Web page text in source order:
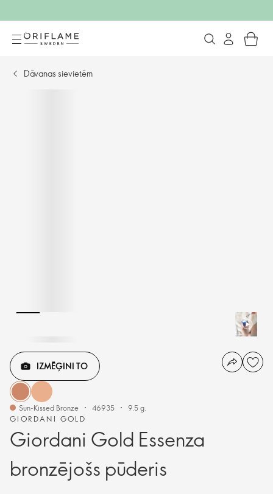
Dāvanas sievietēm
GIORDANI GOLD
Giordani Gold Essenza
bronzējošs pūderis
IZMĒĢINI TO
Sun-Kissed Bronze 46935 9.5 g.